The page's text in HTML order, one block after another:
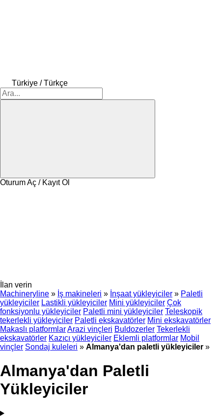
Türkiye / Türkçe
Oturum Aç / Kayıt Ol
İlan verin
Machineryline » İş makineleri » İnşaat yükleyiciler » Paletli
yükleyiciler Lastikli yükleyiciler Mini yükleyiciler Çok
fonksiyonlu yükleyiciler Paletli mini yükleyiciler Teleskopik
tekerlekli yükleyiciler Paletli ekskavatörler Mini ekskavatörler
Makaslı platformlarArazi vinçleri Buldozerler Tekerlekli
ekskavatörler Kazıcı yükleyiciler Eklemli platformlar Mobil
vinçler Sondaj kuleleri » Almanya'dan paletli yükleyiciler »
Almanya'dan Paletli
Yükleyiciler